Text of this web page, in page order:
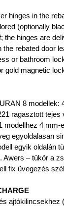
hinges in the
(optionally
the hinges are
the rebated door
or bathroom
gold magnetic
8
ragasztott
modellhez 4
egyoldalasan
egyik oldalán
Awers – tükör a
fix üvegezés
ajtókilincsekhez